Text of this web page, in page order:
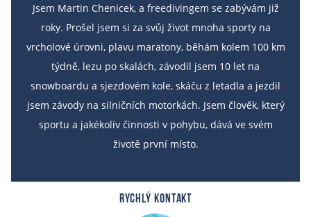
Jsem Martin Chenicek, a freedivingem se zabývám již
roky. Prošel jsem si za svůj život mnoha sporty na
vrcholové úrovni, plavu maratony, běhám kolem 100 km
týdně, lezu po skalách, závodil jsem 10 let na
snowboardu a sjezdovém kole, skáču z letadla a jezdil
jsem závody na silničních motorkách. Jsem člověk, který
sportu a jakékoliv činnosti v pohybu, dává ve svém
životě první místo.
RYCHLÝ KONTAKT